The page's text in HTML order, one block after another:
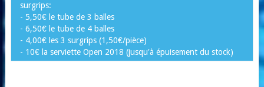
surgrips:
- 5,50€ le tube de 3 balles
- 6,50€ le tube de 4 balles
- 4,00€ les 3 surgrips (1,50€/pièce)
- 10€ la serviette Open 2018 (jusqu'à épuisement du stock)